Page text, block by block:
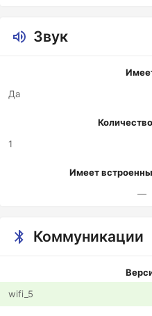
Звук
Да
1
Имеет
—
Коммуникации
wifi_5